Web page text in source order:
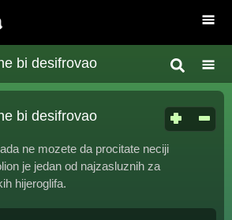
bi desifrovao
bi desifrovao
ne mozete da procitate neciji
je jedan od najzasluznih za
hijeroglifa.